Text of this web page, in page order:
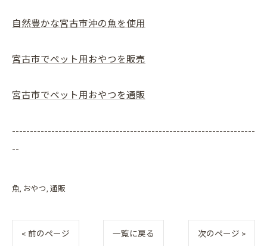
自然豊かな宮古市沖の魚を使用
宮古市でペット用おやつを販売
宮古市でペット用おやつを通販
--------------------------------------------------------------------
--
魚 おやつ 通販
< 前のページ 一覧に戻る 次のページ >